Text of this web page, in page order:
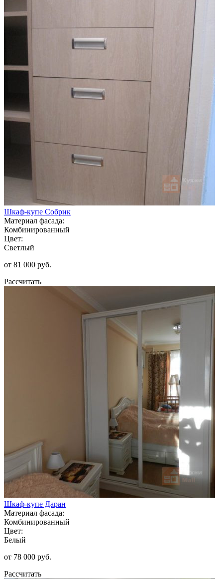
Шкаф-купе Собрик
Материал фасада:
Комбинированный
Цвет:
Светлый
от 81 000 руб.
Рассчитать
Шкаф-купе Даран
Материал фасада:
Комбинированный
Цвет:
Белый
от 78 000 руб.
Рассчитать